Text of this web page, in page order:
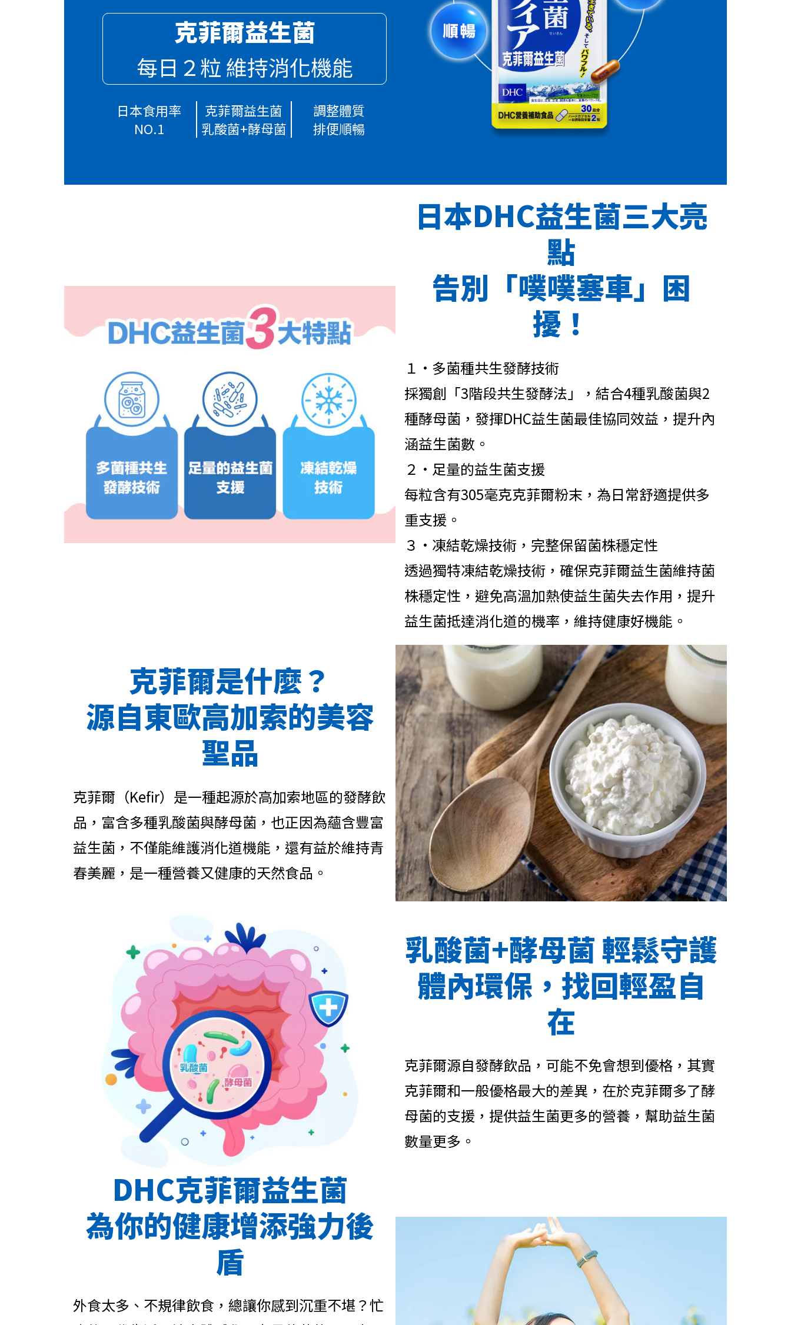
克菲爾益生菌
每日２粒 維持消化機能
日本食用率
NO.1
克菲爾益生菌
乳酸菌+酵母菌
調整體質
排便順暢
日本DHC益生菌三大亮
點
告別「噗噗塞車」困
擾！
１•多菌種共生發酵技術
採獨創「3階段共生發酵法」，結合4種乳酸菌與2
種酵母菌，發揮DHC益生菌最佳協同效益，提升內
涵益生菌數。
２•足量的益生菌支援
每粒含有305毫克克菲爾粉末，為日常舒適提供多
重支援。
３•凍結乾燥技術，完整保留菌株穩定性
透過獨特凍結乾燥技術，確保克菲爾益生菌維持菌
株穩定性，避免高溫加熱使益生菌失去作用，提升
益生菌抵達消化道的機率，維持健康好機能。
克菲爾是什麼？
源自東歐高加索的美容
聖品
克菲爾（Kefir）是一種起源於高加索地區的發酵飲
品，富含多種乳酸菌與酵母菌，也正因為蘊含豐富
益生菌，不僅能維護消化道機能，還有益於維持青
春美麗，是一種營養又健康的天然食品。
乳酸菌+酵母菌 輕鬆守護
體內環保，找回輕盈自
在
克菲爾源自發酵飲品，可能不免會想到優格，其實
克菲爾和一般優格最大的差異，在於克菲爾多了酵
母菌的支援，提供益生菌更多的營養，幫助益生菌
數量更多。
DHC克菲爾益生菌
為你的健康增添強力後
盾
外食太多、不規律飲食，總讓你感到沉重不堪？忙